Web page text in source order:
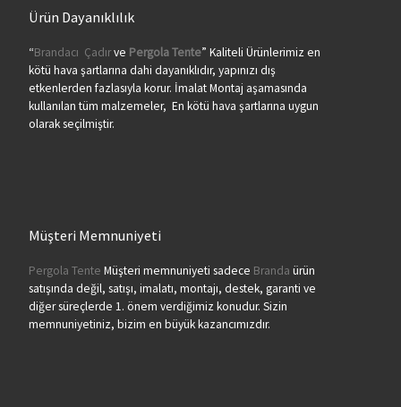
Ürün Dayanıklılık
“Brandacı Çadırve PergolaTente” Kaliteli Ürünlerimiz en
kötü hava şartlarına dahi dayanıklıdır, yapınızı dış
etkenlerden fazlasıyla korur. İmalat Montaj aşamasında
kullanılan tüm malzemeler, En kötü hava şartlarına uygun
olarak seçilmiştir.
Müşteri Memnuniyeti
Pergola Tente Müşteri memnuniyeti sadece Branda ürün
satışında değil, satışı, imalatı, montajı, destek, garanti ve
diğer süreçlerde 1. önem verdiğimiz konudur. Sizin
memnuniyetiniz, bizim en büyük kazancımızdır.